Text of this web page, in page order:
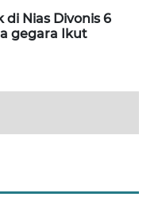
di Nias Divonis 6
gegara Ikut